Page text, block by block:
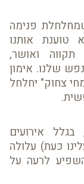
פנימה
טוענת אותנו
ואושר,
שלנו. אימון
צחוק" יחלחל
בגלל אירועים
כעת) עלולה
לרעה על